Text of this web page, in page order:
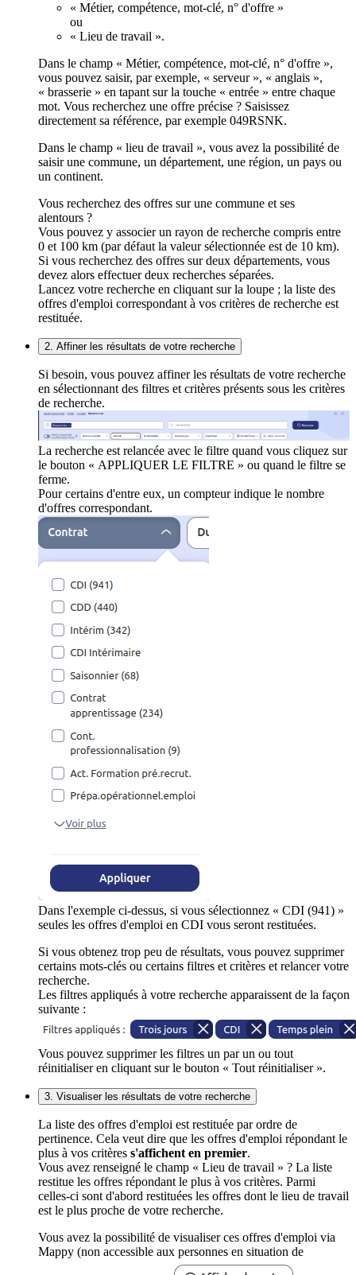
« Métier, compétence, mot-clé, n° d'offre »
ou
« Lieu de travail ».
Dans le champ « Métier, compétence, mot-clé, n° d'offre »,
vous pouvez saisir, par exemple, « serveur », « anglais »,
« brasserie » en tapant sur la touche « entrée » entre chaque
mot. Vous recherchez une offre précise ? Saisissez
directement sa référence, par exemple 049RSNK.
Dans le champ « lieu de travail », vous avez la possibilité de
saisir une commune, un département, une région, un pays ou
un continent.
Vous recherchez des offres sur une commune et ses
alentours ?
Vous pouvez y associer un rayon de recherche compris entre
0 et 100 km (par défaut la valeur sélectionnée est de 10 km).
Si vous recherchez des offres sur deux départements, vous
devez alors effectuer deux recherches séparées.
Lancez votre recherche en cliquant sur la loupe ; la liste des
offres d'emploi correspondant à vos critères de recherche est
restituée.
2. Affiner les résultats de votre recherche
Si besoin, vous pouvez affiner les résultats de votre recherche
en sélectionnant des filtres et critères présents sous les critères
de recherche.
La recherche est relancée avec le filtre quand vous cliquez sur
le bouton « APPLIQUER LE FILTRE » ou quand le filtre se
ferme.
Pour certains d'entre eux, un compteur indique le nombre
d'offres correspondant.
Dans l'exemple ci-dessus, si vous sélectionnez « CDI (941) »
seules les offres d'emploi en CDI vous seront restituées.
Si vous obtenez trop peu de résultats, vous pouvez supprimer
certains mots-clés ou certains filtres et critères et relancer votre
recherche.
Les filtres appliqués à votre recherche apparaissent de la façon
suivante :
Vous pouvez supprimer les filtres un par un ou tout
réinitialiser en cliquant sur le bouton « Tout réinitialiser ».
3. Visualiser les résultats de votre recherche
La liste des offres d'emploi est restituée par ordre de
pertinence. Cela veut dire que les offres d'emploi répondant le
plus à vos critères s'affichent en premier.
Vous avez renseigné le champ « Lieu de travail » ? La liste
restitue les offres répondant le plus à vos critères. Parmi
celles-ci sont d'abord restituées les offres dont le lieu de travail
est le plus proche de votre recherche.
Vous avez la possibilité de visualiser ces offres d'emploi via
Mappy (non accessible aux personnes en situation de